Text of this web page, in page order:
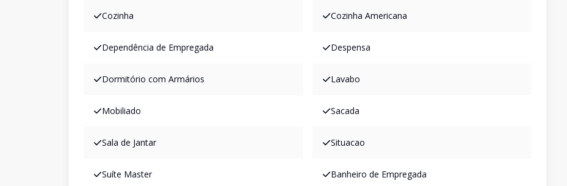
Cozinha Cozinha Americana
Dependência de Empregada Despensa
Dormitório com Armários Lavabo
Mobiliado Sacada
Sala de Jantar Situacao
Suíte Master Banheiro de Empregada